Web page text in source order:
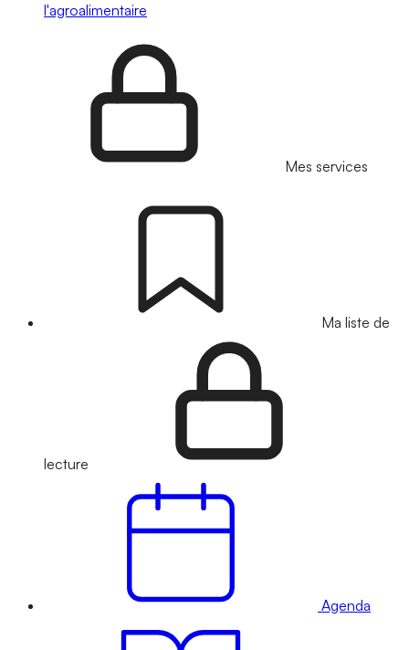
l'agroalimentaire
Mes services
Ma liste de
lecture
Agenda